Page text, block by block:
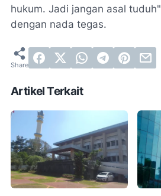
hukum. Jadi jangan asal
dengan nada tegas.
Artikel Terkait